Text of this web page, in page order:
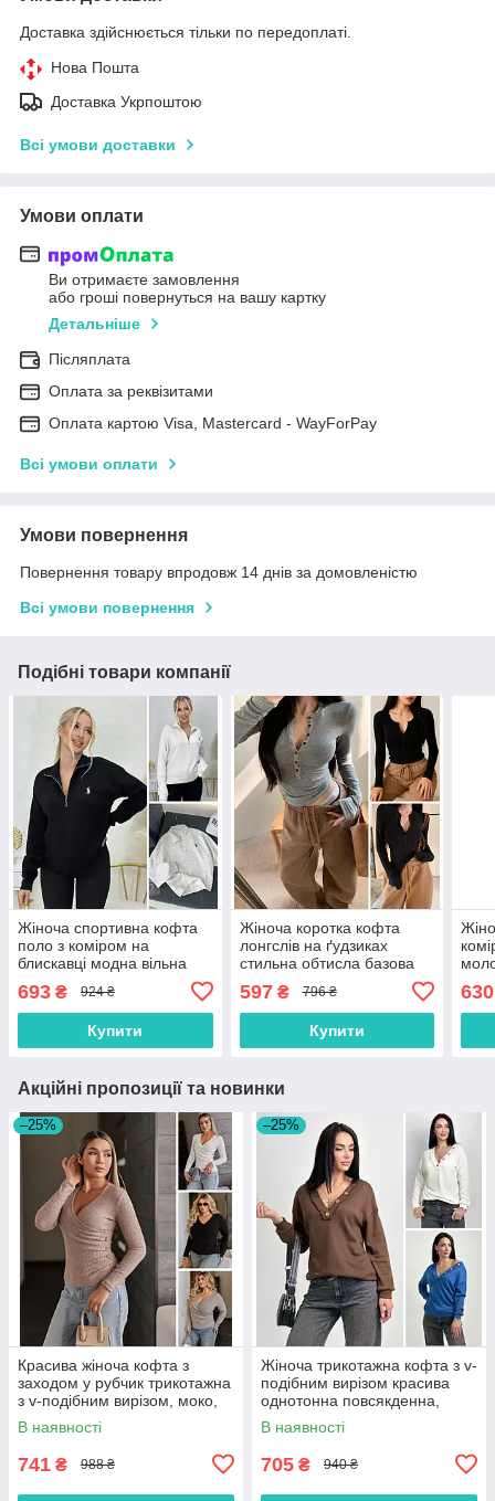
Доставка здійснюється тільки по передоплаті.
Нова Пошта
Доставка Укрпоштою
Всі умови доставки
Умови оплати
Ви отримаєте замовлення
або гроші повернуться на вашу картку
Детальніше
Післяплата
Оплата за реквізитами
Оплата картою Visa, Mastercard - WayForPay
Всі умови оплати
Умови повернення
Повернення товару впродовж 14 днів за домовленістю
Всі умови повернення
Подібні товари компанії
Жіноча спортивна кофта
поло з коміром на
блискавці модна вільна
коричнева
693 ₴ 924 ₴
Купити
Жіноча коротка кофта
лонгслів на ґудзиках
стильна обтисла базова
тонка, сіра, чорна, розмір
42/46
597₴ 796 ₴
Купити
630
Акційні пропозиції та новинки
–25%
Красива жіноча кофта з
заходом у рубчик трикотажна
з v-подібним вирізом, моко,
біла, чорна, сіра
В наявності
741 ₴ 988 ₴
–25%
Жіноча трикотажна кофта з v-
подібним вирізом красива
однотонна повсякденна,
коричнева, синя, біла
В наявності
705 ₴ 940 ₴